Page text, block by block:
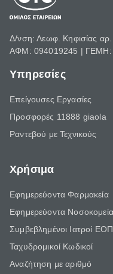
Δ/νση: Λεωφ. Κηφισίας
ΑΦΜ: 094019245 | ΓΕΜΗ:
Υπηρεσίες
Επείγουσες Εργασίες
Προσφορές 11888 giaola
Ραντεβού με Τεχνικούς
Χρήσιμα
Εφημερεύοντα Φαρμακεία
Εφημερεύοντα Νοσοκομεία
Συμβεβλημένοι Ιατροί
Ταχυδρομικοί Κωδικοί
Αναζήτηση με αριθμό